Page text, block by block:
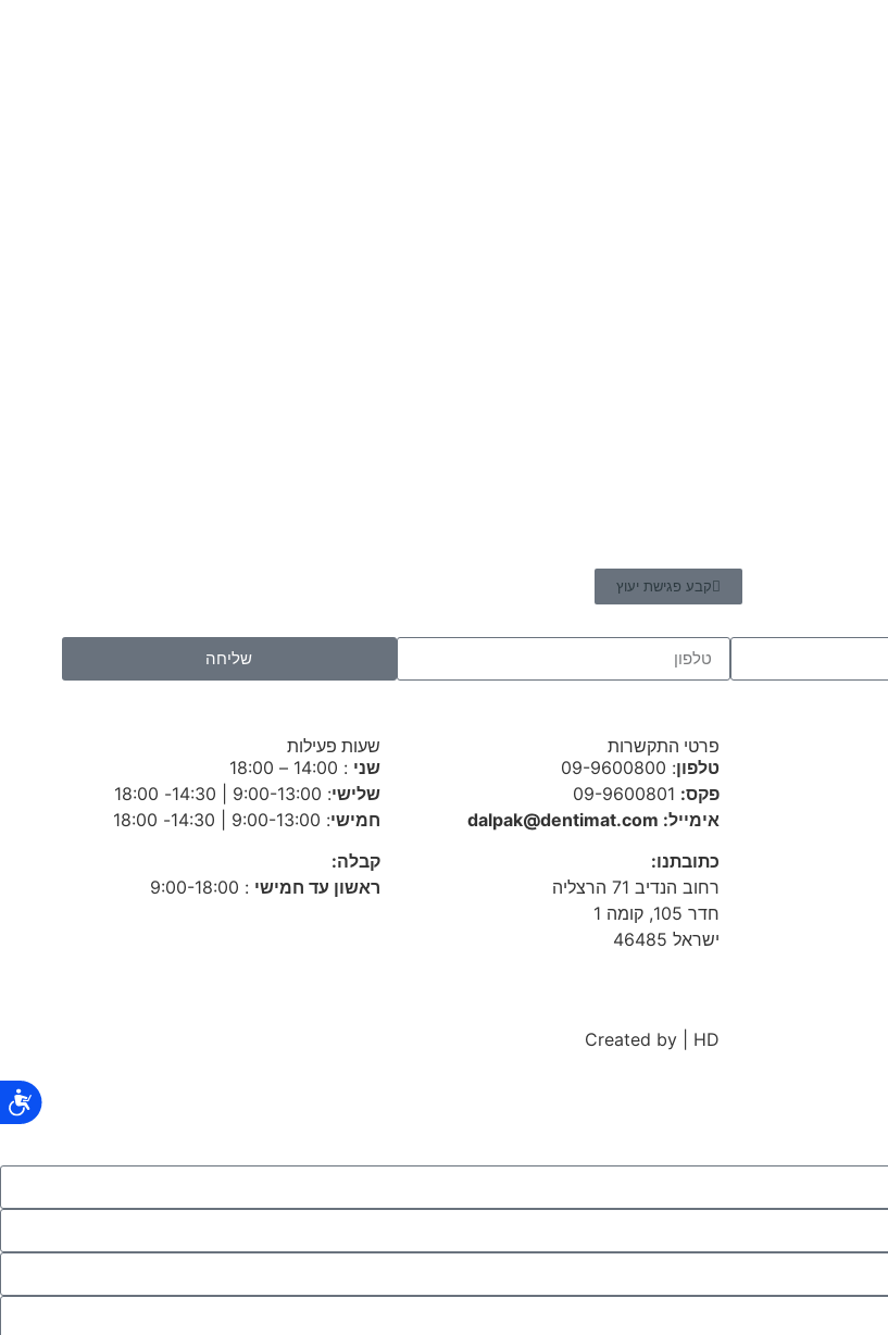
קבע פגישת יעוץ
שליחה
פרטי התקשרות
טלפון: 09-9600800
פקס:
אימייל: dalpak@dentimat.com
כתובתנו:
רחוב הנדיב 71 הרצליה
חדר 105, קומה 1
ישראל 46485
שעות פעילות
שני : 14:00 – 18:00
שלישי: 9:00-13:00 | 14:30- 18:00
חמישי: 9:00-13:00 | 14:30- 18:00
קבלה:
ראשון עד חמישי : 9:00-18:00
Created by | HD